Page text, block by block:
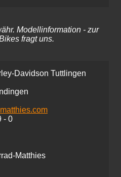
Modellinformation - zur
fragt uns.
Davidson Tuttlingen
- 0
Matthies